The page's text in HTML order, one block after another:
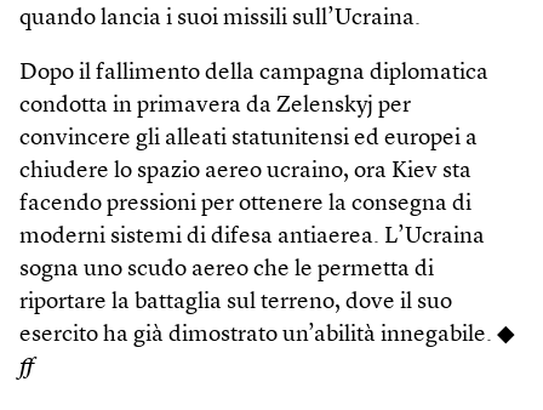
quando lancia i suoi missili sull’Ucraina.
Dopo il fallimento della campagna diplomatica
condotta in primavera da Zelenskyj per
convincere gli alleati statunitensi ed europei a
chiudere lo spazio aereo ucraino, ora Kiev sta
facendo pressioni per ottenere la consegna di
moderni sistemi di difesa antiaerea. L’Ucraina
sogna uno scudo aereo che le permetta di
riportare la battaglia sul terreno, dove il suo
esercito ha già dimostrato un’abilità innegabile. ◆
ff